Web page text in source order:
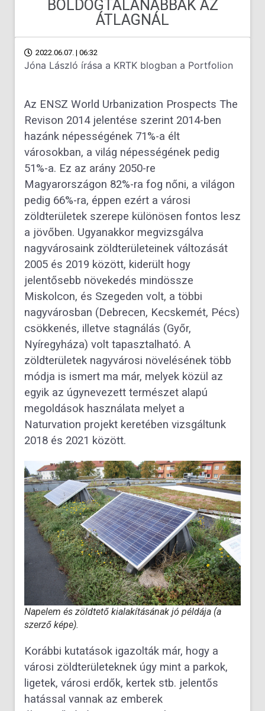
BOLDOGTALANABBAK AZ
ÁTLAGNÁL
2022.06.07. | 06:32
Jóna László írása a KRTK blogban a Portfolion
Az ENSZ World Urbanization Prospects The
Revison 2014 jelentése szerint 2014-ben
hazánk népességének 71%-a élt
városokban, a világ népességének pedig
51%-a. Ez az arány 2050-re
Magyarországon 82%-ra fog nőni, a világon
pedig 66%-ra, éppen ezért a városi
zöldterületek szerepe különösen fontos lesz
a jövőben. Ugyanakkor megvizsgálva
nagyvárosaink zöldterületeinek változását
2005 és 2019 között, kiderült hogy
jelentősebb növekedés mindössze
Miskolcon, és Szegeden volt, a többi
nagyvárosban (Debrecen, Kecskemét, Pécs)
csökkenés, illetve stagnálás (Győr,
Nyíregyháza) volt tapasztalható. A
zöldterületek nagyvárosi növelésének több
módja is ismert ma már, melyek közül az
egyik az úgynevezett természet alapú
megoldások használata melyet a
Naturvation projekt keretében vizsgáltunk
2018 és 2021 között.
Napelem és zöldtető kialakításának jó példája (a
szerző képe).
Korábbi kutatások igazolták már, hogy a
városi zöldterületeknek úgy mint a parkok,
ligetek, városi erdők, kertek stb. jelentős
hatással vannak az emberek